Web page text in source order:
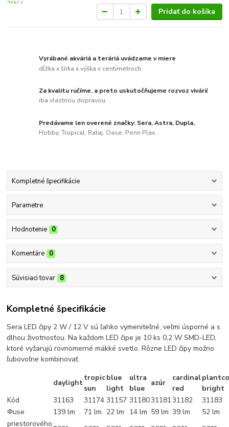
Pridať do košíka
Vyrábané akváriá a teráriá uvádzame v miere
dĺžka x šírka x výška v centimetroch.
Za kvalitu ručíme, a preto uskutočňujeme rozvoz vivárií
iba vlastnou dopravou.
Predávame len overené značky: Sera, Astra, Dupla,
Hobby, Tropical, Rataj, Oase, Penn Plax...
Kompletné špecifikácie
Parametre
Hodnotenie 0
Komentáre 0
Súvisiaci tovar 8
Kompletné špecifikácie
Sera LED čipy 2 W / 12 V sú ľahko vymeniteľné, veľmi úsporné a s
dlhou životnosťou. Na každom LED čipe je 10 ks 0,2 W SMD-LED,
ktoré vyžarujú rovnomerné mäkké svetlo. Rôzne LED čipy možno
ľubovoľne kombinovať.
daylight
tropic
sun
blue
light
ultra
blue
azúr
cardinal
red
bright
Kód
31163 31174 31157 311803118131182
31183
Φuse
139 lm 71 lm 22 lm 14 lm 59 lm 39 lm
52 lm
priestorového